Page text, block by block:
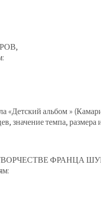
альбом »
значение темпа, размера
ФРАНЦА